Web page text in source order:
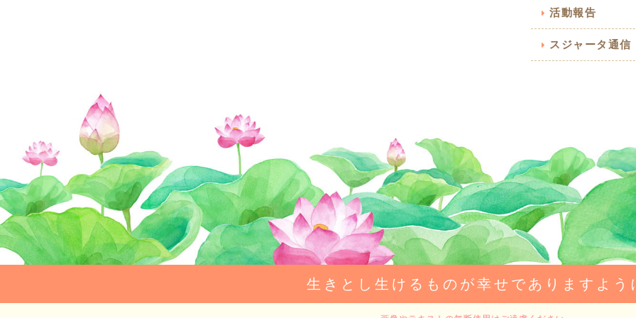
活動報告
スジャータ通信
生きとし生けるものが幸せでありますよう